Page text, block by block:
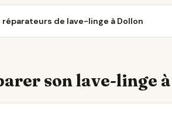
réparateurs de lave-linge à Dollon
son lave-linge